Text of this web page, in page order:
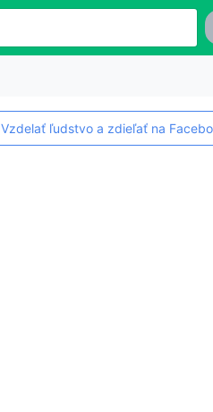
Vzdelať ľudstvo a zdieľať na